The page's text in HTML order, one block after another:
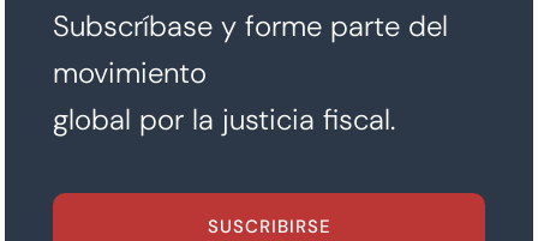
Subscríbase y forme parte del
movimiento
global por la justicia fiscal.
SUSCRIBIRSE